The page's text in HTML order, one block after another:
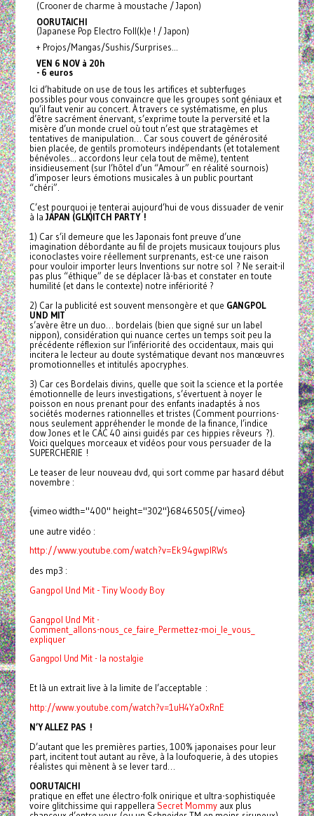
(Crooner de charme à moustache / Japon)
OORUTAICHI
(Japanese Pop Electro Foll(k)e ! / Japon)
+ Projos/Mangas/Sushis/Surprises…
VEN 6 NOV à 20h
- 6 euros
Ici d’habitude on use de tous les artifices et subterfuges
possibles pour vous convaincre que les groupes sont géniaux et
qu’il faut venir au concert. À travers ce systématisme, en plus
d’être sacrément énervant, s’exprime toute la perversité et la
misère d’un monde cruel où tout n’est que stratagèmes et
tentatives de manipulation… Car sous couvert de générosité
bien placée, de gentils promoteurs indépendants (et totalement
bénévoles... accordons leur cela tout de même), tentent
insidieusement (sur l’hôtel d’un “Amour” en réalité sournois)
d’imposer leurs émotions musicales à un public pourtant
“chéri”.
C’est pourquoi je tenterai aujourd’hui de vous dissuader de venir
à la JAPAN (GLK)ITCH PARTY !
1) Car s’il demeure que les Japonais font preuve d’une
imagination débordante au fil de projets musicaux toujours plus
iconoclastes voire réellement surprenants, est-ce une raison
pour vouloir importer leurs Inventions sur notre sol ? Ne serait-il
pas plus “éthique” de se déplacer là-bas et constater en toute
humilité (et dans le contexte) notre infériorité ?
2) Car la publicité est souvent mensongère et que GANGPOL
UND MIT
s’avère être un duo… bordelais (bien que signé sur un label
nippon), considération qui nuance certes un temps soit peu la
précédente réflexion sur l’infériorité des occidentaux, mais qui
incitera le lecteur au doute systématique devant nos manœuvres
promotionnelles et intitulés apocryphes.
3) Car ces Bordelais divins, quelle que soit la science et la portée
émotionnelle de leurs investigations, s’évertuent à noyer le
poisson en nous prenant pour des enfants inadaptés à nos
sociétés modernes rationnelles et tristes (Comment pourrions-
nous seulement appréhender le monde de la finance, l’indice
dow Jones et le CAC 40 ainsi guidés par ces hippies rêveurs ?).
Voici quelques morceaux et vidéos pour vous persuader de la
SUPERCHERIE !
Le teaser de leur nouveau dvd, qui sort comme par hasard début
novembre :
{vimeo width="400" height="302"}6846505{/vimeo}
une autre vidéo :
http://www.youtube.com/watch?v=Ek94gwpIRWs
des mp3 :
Gangpol Und Mit - Tiny Woody Boy
Gangpol Und Mit -
Comment_allons-nous_ce_faire_ Permettez-moi_le_vous_
expliquer
Gangpol Und Mit - la nostalgie
Et là un extrait live à la limite de l’acceptable :
http://www.youtube.com/watch?v=1uH4YaOxRnE
N’Y ALLEZ PAS !
D’autant que les premières parties, 100% japonaises pour leur
part, incitent tout autant au rêve, à la loufoquerie, à des utopies
réalistes qui mènent à se lever tard…
OORUTAICHI
pratique en effet une électro-folk onirique et ultra-sophistiquée
voire glitchissime qui rappellera Secret Mommyaux plus